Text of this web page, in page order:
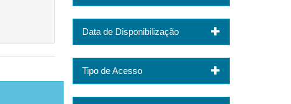
Data de Disponibilização
Tipo de Acesso